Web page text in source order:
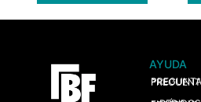
AYUDA
> PREGUNTAS